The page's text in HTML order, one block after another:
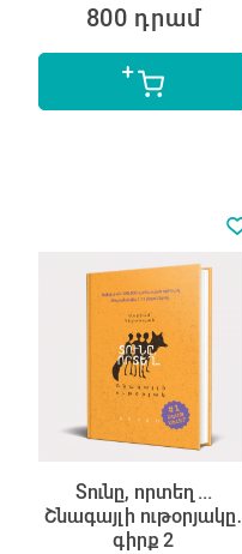
800 դրամ
Տունը, որտեղ...
Շնագայլի ութօրյակը․
գիրք 2